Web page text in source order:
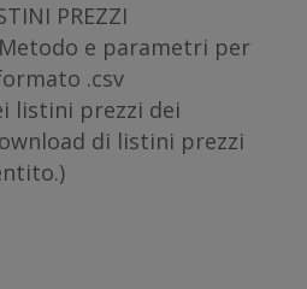
PREZZI
e parametri per
.csv
listini prezzi dei
di listini prezzi